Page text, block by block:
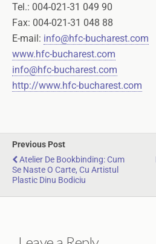
Tel.: 004-021-31 049 90
Fax: 004-021-31 048 88
E-mail: info@hfc-bucharest.com
www.hfc-bucharest.com
info@hfc-bucharest.com
http://www.hfc-bucharest.com
Previous Post
Atelier De Bookbinding: Cum
Se Naste O Carte, Cu Artistul
Plastic Dinu Bodiciu